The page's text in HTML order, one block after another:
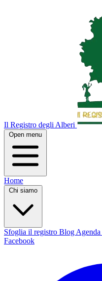
Il Registro degli Alberi
Open menu
Home
Chi siamo
Sfoglia il registro Blog Agenda
Facebook